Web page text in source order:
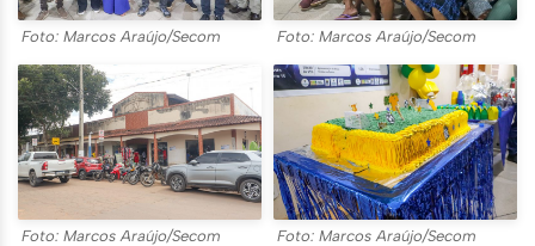
Foto: Marcos Araújo/Secom Foto: Marcos Araújo/Secom
Foto: Marcos Araújo/Secom Foto: Marcos Araújo/Secom